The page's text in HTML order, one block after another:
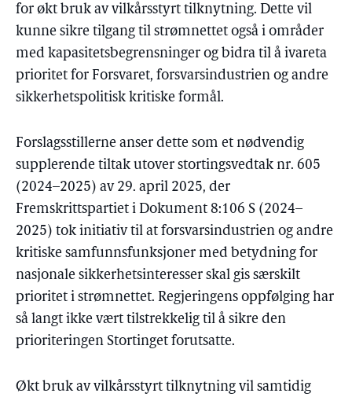
for økt bruk av vilkårsstyrt tilknytning. Dette vil
kunne sikre tilgang til strømnettet også i områder
med kapasitetsbegrensninger og bidra til å ivareta
prioritet for Forsvaret, forsvarsindustrien og andre
sikkerhetspolitisk kritiske formål.
Forslagsstillerne anser dette som et nødvendig
supplerende tiltak utover stortingsvedtak nr. 605
(2024–2025) av 29. april 2025, der
Fremskrittspartiet i Dokument 8:106 S (2024–
2025) tok initiativ til at forsvarsindustrien og andre
kritiske samfunnsfunksjoner med betydning for
nasjonale sikkerhetsinteresser skal gis særskilt
prioritet i strømnettet. Regjeringens oppfølging har
så langt ikke vært tilstrekkelig til å sikre den
prioriteringen Stortinget forutsatte.
Økt bruk av vilkårsstyrt tilknytning vil samtidig